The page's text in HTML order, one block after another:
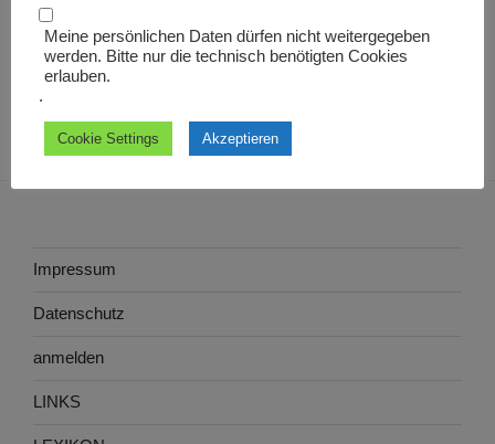
Impressum
Datenschutz
anmelden
LINKS
Meine persönlichen Daten dürfen nicht weitergegeben
werden. Bitte nur die technisch benötigten Cookies
erlauben.
.
Cookie Settings Akzeptieren